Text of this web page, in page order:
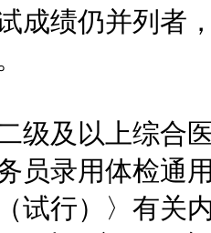
成绩仍并列者
及以上综合医
员录用体检通
试行）〉有关